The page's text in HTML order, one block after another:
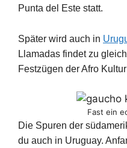
Punta del Este statt.
Später wird auch in
Llamadas findet zu
Festzügen der Afro
Fast ein
Die Spuren der
du auch in Uruguay.